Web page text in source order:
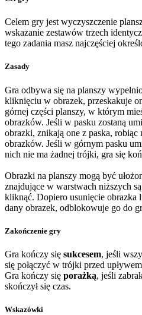
Celem gry jest wyczyszczenie
wskazanie zestawów trzech
tego zadania masz najczęściej
Zasady
Gra odbywa się na planszy
kliknięciu w obrazek, przeskakuje
górnej części planszy, w którym
obrazków. Jeśli w pasku zostaną
obrazki, znikają one z paska, robiąc
obrazków. Jeśli w górnym pasku
nich nie ma żadnej trójki, gra się
Obrazki na planszy mogą być
znajdujące w warstwach niższych
kliknąć. Dopiero usunięcie obrazka
dany obrazek, odblokowuje go do
Zakończenie gry
Gra kończy się sukcesem, jeśli
się połączyć w trójki przed
Gra kończy się porażką, jeśli
skończył się czas.
Wskazówki